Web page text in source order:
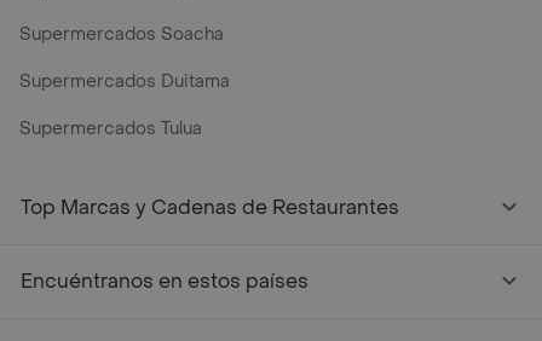
Supermercados Soacha
Supermercados Duitama
Supermercados Tulua
Top Marcas y Cadenas de Restaurantes
Encuéntranos en estos países